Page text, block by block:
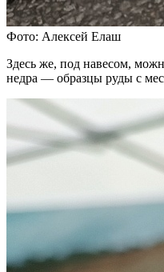
Фото: Алексей Елаш
Здесь же, под навесом,
недра — образцы руды с